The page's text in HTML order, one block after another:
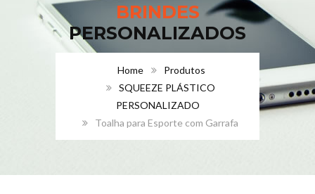
BRINDES
PERSONALIZADOS
Home
Produtos
SQUEEZE PLÁSTICO
PERSONALIZADO
Toalha para Esporte com Garrafa